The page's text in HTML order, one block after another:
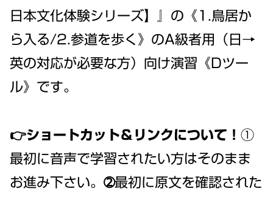
日本文化体験シリーズ】』の《1.鳥居か
ら入る/2.参道を歩く》のA級者用（日→
英の対応が必要な方）向け演習《Dツー
ル》です。
👉ショートカット＆リンクについて！ ①
最初に音声で学習されたい方はそのまま
お進み下さい。➁最初に原文を確認された